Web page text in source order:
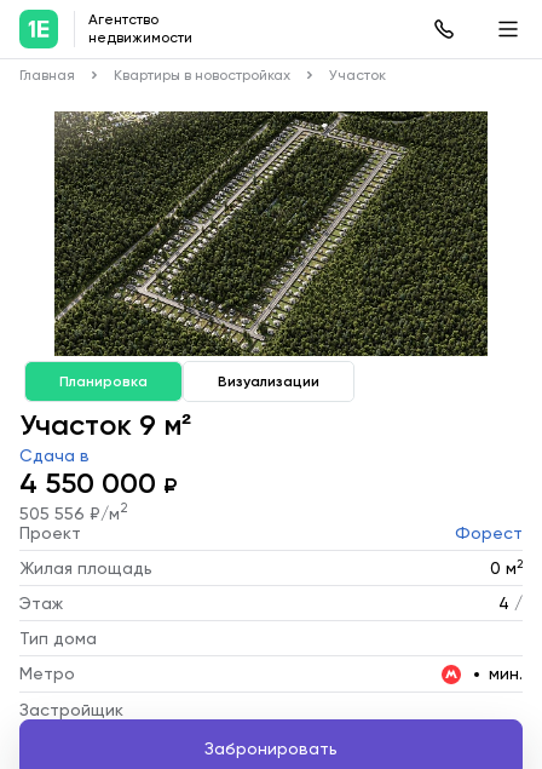
Агентство
недвижимости
Главная Квартиры в новостройках Участок
Планировка Визуализации
Участок 9 м²
Сдача в
4 550 000 ₽
505 556 ₽/м2
Проект
Форест
Жилая площадь
0 м2
Этаж 4 /
Тип дома
Метро
мин.
Застройщик
Забронировать